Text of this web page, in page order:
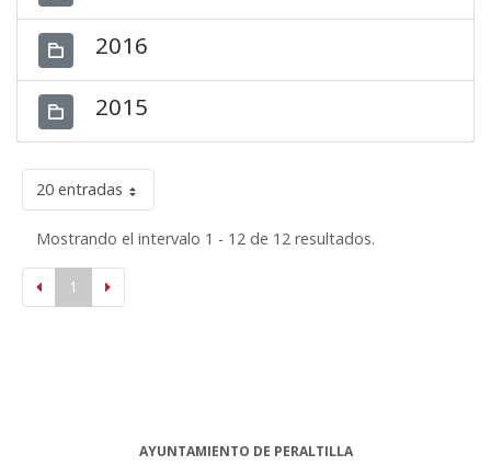
2016
2015
20 entradas
Mostrando el intervalo 1 - 12 de 12 resultados.
1
AYUNTAMIENTO DE PERALTILLA